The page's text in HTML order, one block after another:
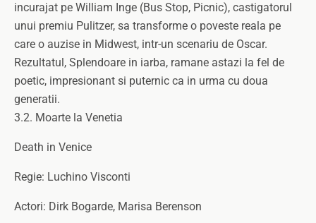
incurajat pe William Inge (Bus Stop, Picnic), castigatorul
unui premiu Pulitzer, sa transforme o poveste reala pe
care o auzise in Midwest, intr-un scenariu de Oscar.
Rezultatul, Splendoare in iarba, ramane astazi la fel de
poetic, impresionant si puternic ca in urma cu doua
generatii.
3.2. Moarte la Venetia
Death in Venice
Regie: Luchino Visconti
Actori: Dirk Bogarde, Marisa Berenson